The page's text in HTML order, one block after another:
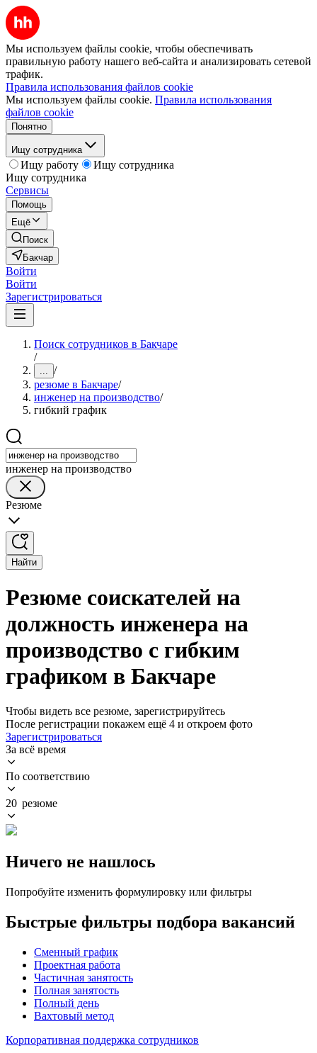
Мы используем файлы cookie, чтобы обеспечивать
правильную работу нашего веб-сайта и анализировать сетевой
трафик.
Правила использования файлов cookie
Мы используем файлы cookie. Правила использования
файлов cookie
Понятно
Ищу сотрудника
Ищу работу
Ищу сотрудника
Ищу сотрудника
Сервисы
Помощь
Ещё
Поиск
Бакчар
Войти
Войти
Зарегистрироваться
Поиск сотрудников в Бакчаре
/
... /
резюме в Бакчаре/
инженер на производство/
гибкий график
инженер на производство
Резюме
Найти
Резюме соискателей на
должность инженера на
производство с гибким
графиком в Бакчаре
Чтобы видеть все резюме, зарегистрируйтесь
После регистрации покажем ещё 4 и откроем фото
Зарегистрироваться
За всё время
По соответствию
20 резюме
Ничего не нашлось
Попробуйте изменить формулировку или фильтры
Быстрые фильтры подбора вакансий
Сменный график
Проектная работа
Частичная занятость
Полная занятость
Полный день
Вахтовый метод
Корпоративная поддержка сотрудников